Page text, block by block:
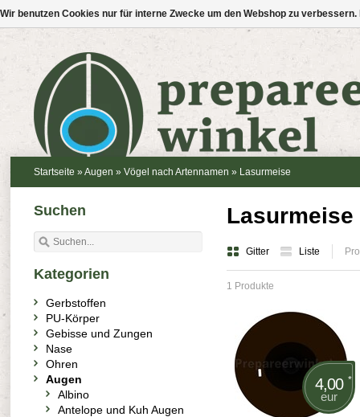
Startseite » Augen » Vögel nach Artennamen » Lasurmeise
Gitter Liste
1 Produkte
4,00 *
eur
Suchen
Kategorien
Gerbstoffen
PU-Körper
Gebisse und Zungen
Nase
Ohren
Augen
Albino
Antelope und Kuh Augen
Wir benutzen Cookies nur für interne Zwecke um den Webshop zu